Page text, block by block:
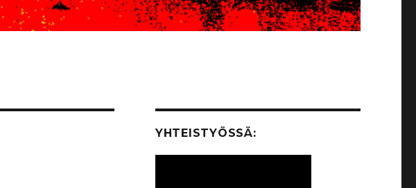
YHTEISTYÖSSÄ: